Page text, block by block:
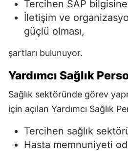
Tercihen SAP
İletişim ve
güçlü olması,
şartları bulunuyor.
Yardımcı Sağlık
Sağlık sektöründe görev
için açılan Yardımcı Sağlık
Tercihen sağlık
Hasta memnuniyeti